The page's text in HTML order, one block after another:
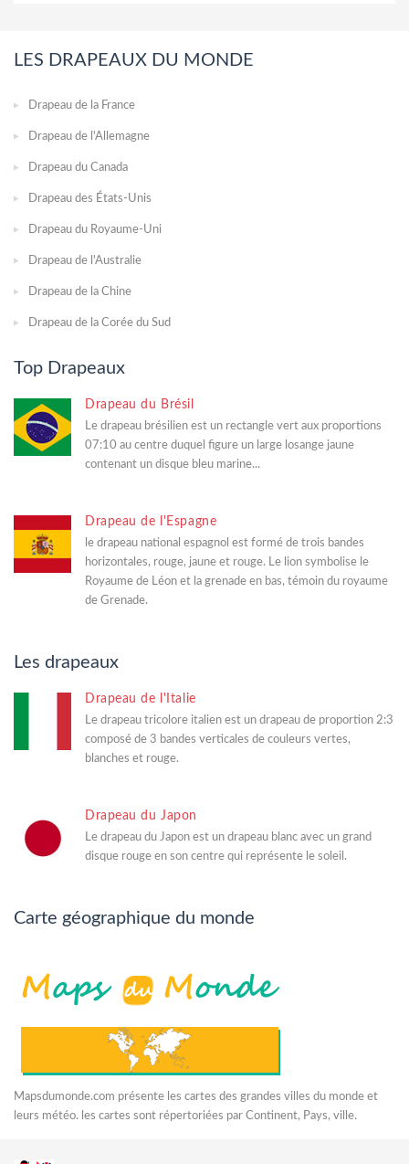
LES DRAPEAUX DU MONDE
Drapeau de la France
Drapeau de l'Allemagne
Drapeau du Canada
Drapeau des États-Unis
Drapeau du Royaume-Uni
Drapeau de l'Australie
Drapeau de la Chine
Drapeau de la Corée du Sud
Top Drapeaux
Drapeau du Brésil
Le drapeau brésilien est un rectangle vert aux proportions
07:10 au centre duquel figure un large losange jaune
contenant un disque bleu marine...
Drapeau de l'Espagne
le drapeau national espagnol est formé de trois bandes
horizontales, rouge, jaune et rouge. Le lion symbolise le
Royaume de Léon et la grenade en bas, témoin du royaume
de Grenade.
Les drapeaux
Drapeau de l'Italie
Le drapeau tricolore italien est un drapeau de proportion 2:3
composé de 3 bandes verticales de couleurs vertes,
blanches et rouge.
Drapeau du Japon
Le drapeau du Japon est un drapeau blanc avec un grand
disque rouge en son centre qui représente le soleil.
Carte géographique du monde
Mapsdumonde.com présente les cartes des grandes villes du monde et
leurs météo. les cartes sont répertoriées par Continent, Pays, ville.